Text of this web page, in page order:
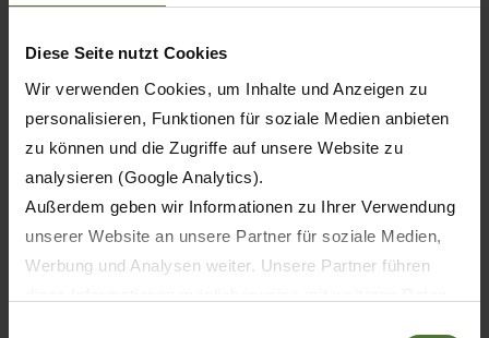
Diese Seite nutzt Cookies
Wir verwenden Cookies, um Inhalte und Anzeigen zu
personalisieren, Funktionen für soziale Medien anbieten
zu können und die Zugriffe auf unsere Website zu
analysieren (Google Analytics).
Außerdem geben wir Informationen zu Ihrer Verwendung
unserer Website an unsere Partner für soziale Medien,
Werbung und Analysen weiter. Unsere Partner führen